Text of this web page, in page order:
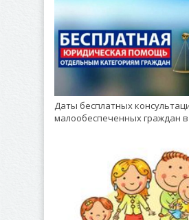
Даты бесплатных
малообеспеченных граждан в